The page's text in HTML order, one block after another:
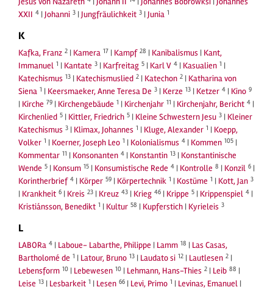
XXII 4 | Johanni 3 | Jungfräulichkeit 3 | Junia 1
K
Kafka, Franz 2 | Kamera 17 | Kampf 28 | Kanibalismus | Kant,
Immanuel 1 | Kantate 3 | Karfreitag 5 | Karl V 4 | Kasualien 1 |
Katechismus 13 | Katechismuslied 2 | Katechon 2 | Katharina von
Siena 1 | Keersmaeker, Anne Teresa De 3 | Kerze 13 | Ketzer 4 | Kino 9
| Kirche 79 | Kirchengebäude 1 | Kirchenjahr 11 | Kirchenjahr, Bericht 4 |
Kirchenlied 5 | Kittler, Friedrich 5 | Kleine Schwestern Jesu 3 | Kleiner
Katechismus 3 | Klimax, Johannes 1 | Kluge, Alexander 1 | Koepp,
Volker 1 | Koerner, Joseph Leo 1 | Kolonialismus 4 | Kommen 105 |
Kommentar 11 | Konsonanten 4 | Konstantin 13 | Konstantinische
Wende 5 | Konsum 15 | Konsumistische Rede 4 | Kontrolle 8 | Konzil 6 |
Korintherbrief 4 | Körper 59 | Körpertechnik 1 | Kostüme 1 | Kott, Jan 3
| Krankheit 6 | Kreis 23 | Kreuz 43 | Krieg 46 | Krippe 5 | Krippenspiel 4 |
Kristiánsson, Benedikt 1 | Kultur 58 | Kupferstich | Kyrieleis 3
L
LABORa 4 | Laboue- Labarthe, Philippe | Lamm 18 | Las Casas,
Bartholomé de 1 | Latour, Bruno 13 | Laudato si 12 | Lautlesen 2 |
Lebensform 10 | Lebewesen 10 | Lehmann, Hans-Thies 2 | Leib 88 |
Leise 13 | Lesbarkeit 1 | Lesen 66 | Levi, Primo 1 | Levinas, Emanuel |